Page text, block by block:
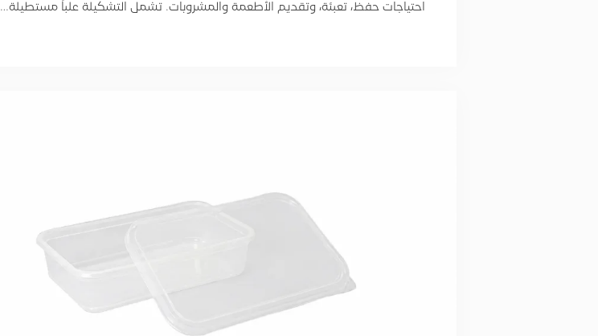
احتياجات حفظ، تعبئة، وتقديم الأطعمة والمشروبات. تشمل التشكيلة علباً مستطيلة…